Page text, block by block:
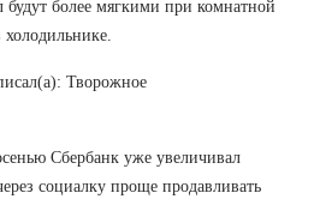
будут более мягкими при комнатной
Творожное
Сбербанк уже увеличивал
социалку проще продавливать